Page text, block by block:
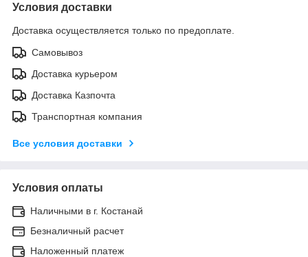
Условия доставки
Доставка осуществляется только по предоплате.
Самовывоз
Доставка курьером
Доставка Казпочта
Транспортная компания
Все условия доставки
Условия оплаты
Наличными в г. Костанай
Безналичный расчет
Наложенный платеж